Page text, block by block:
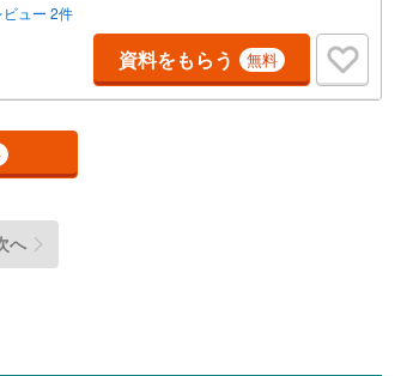
南新宿ライン「西大井」駅から徒歩10分・都営浅
分■主要駅へのアクセス良好■2005年築、敷地面積43
て車庫付き■2SLDKでご夫婦、ファミリーの方に
採用、壁面・廊下・階段下収納豊富なプラン■小窓
室に窓有り定休日なし、当日のご対応も承ります！
制度」あり！弊社には専属のファイナンシャルプ
。まずはご相談を。
ュー 2件
資料をもらう 無料
へ
連